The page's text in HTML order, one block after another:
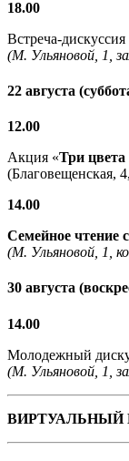
18.00
Встреча-
(М. Ульяновой, 1,
22 августа
12.00
Акция «Три цвета
(Благовещенская,
14.00
Семейное чтение с
(М. Ульяновой, 1,
30 августа
14.00
Молодежный
(М. Ульяновой, 1,
ВИРТУАЛЬНЫЙ